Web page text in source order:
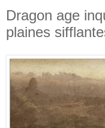
Dragon age
plaines